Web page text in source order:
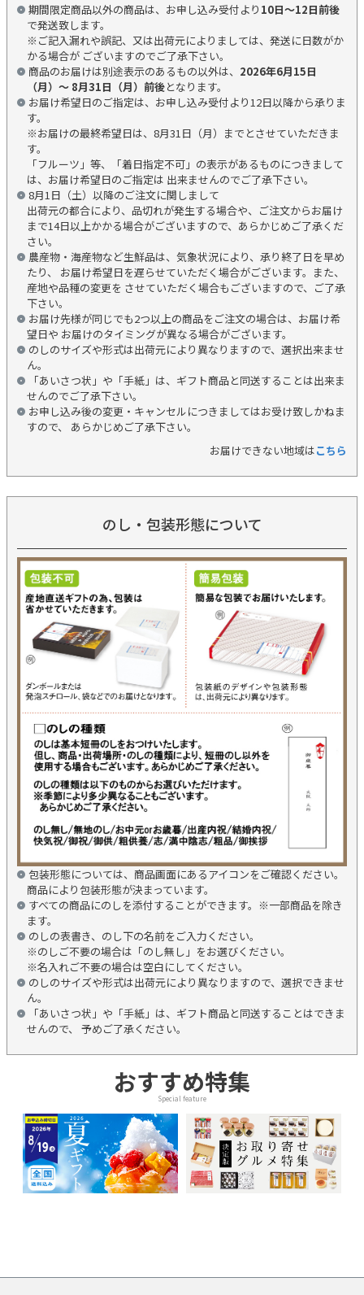
期間限定商品以外の商品は、お申し込み受付より 10日～12日前後
で発送致します。
※ご記入漏れや誤記、又は出荷元によりましては、発送に日数がか
かる場合が ございますのでご了承下さい。
商品のお届けは別途表示のあるもの以外は、 2026年6月15日
（月）～ 8月31日（月）前後となります。
お届け希望日のご指定は、お申し込み受付より12日以降から承りま
す。
※お届けの最終希望日は、8月31日（月）までとさせていただきま
す。
「フルーツ」等、「着日指定不可」の表示があるものにつきまして
は、お届け希望日のご指定は 出来ませんのでご了承下さい。
8月1日（土）以降のご注文に関しまして
出荷元の都合により、品切れが発生する場合や、ご注文からお届け
まで14日以上かかる場合がございますので、あらかじめご了承くだ
さい。
農産物・海産物など生鮮品は、気象状況により、承り終了日を早め
たり、 お届け希望日を遅らせていただく場合がございます。また、
産地や品種の変更を させていただく場合もございますので、ご了承
下さい。
お届け先様が同じでも2つ以上の商品をご注文の場合は、お届け希
望日や お届けのタイミングが異なる場合がございます。
のしのサイズや形式は出荷元により異なりますので、選択出来ませ
ん。
「あいさつ状」や「手紙」は、ギフト商品と同送することは出来ま
せんのでご了承下さい。
お申し込み後の変更・キャンセルにつきましてはお受け致しかねま
すので、 あらかじめご了承下さい。
お届けできない地域はこちら
のし・包装形態について
包装形態については、商品画面にあるアイコンをご確認ください。
商品により包装形態が決まっています。
すべての商品にのしを添付することができます。※一部商品を除き
ます。
のしの表書き、のし下の名前をご入力ください。
※のしご不要の場合は「のし無し」をお選びください。
※名入れご不要の場合は空白にしてください。
のしのサイズや形式は出荷元により異なりますので、選択できませ
ん。
「あいさつ状」や「手紙」は、ギフト商品と同送することはできま
せんので、 予めご了承ください。
おすすめ特集
Special feature